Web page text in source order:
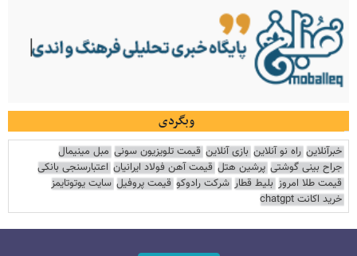
وبگردی
خبرآنلاین راه نو آنلاین بازی آنلاین قیمت تلویزیون سونی مبل مینیمال
جراح بینی گوشتی پرشین هتل قیمت آهن فولاد ایرانیان اعتبارسنجی بانکی
قیمت طلا امروز بلیط قطار شرکت رادوکو قیمت پروفیل سایت یوتوتایمز
خرید اکانت chatgpt